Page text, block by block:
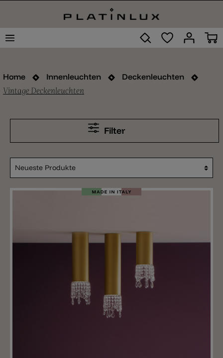
Home Innenleuchten Deckenleuchten
Vintage Deckenleuchten
Filter